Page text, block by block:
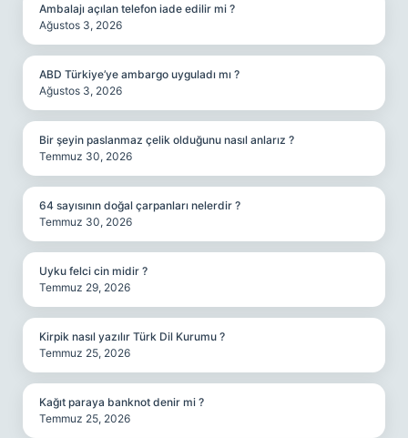
Ambalajı açılan telefon iade edilir mi ?
Ağustos 3, 2026
ABD Türkiye’ye ambargo uyguladı mı ?
Ağustos 3, 2026
Bir şeyin paslanmaz çelik olduğunu nasıl anlarız ?
Temmuz 30, 2026
64 sayısının doğal çarpanları nelerdir ?
Temmuz 30, 2026
Uyku felci cin midir ?
Temmuz 29, 2026
Kirpik nasıl yazılır Türk Dil Kurumu ?
Temmuz 25, 2026
Kağıt paraya banknot denir mi ?
Temmuz 25, 2026